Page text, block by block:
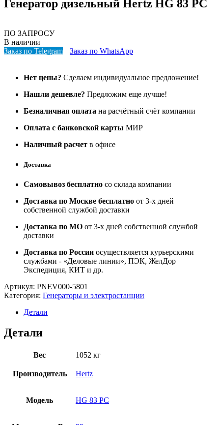
Генератор дизельный Hertz HG 83 PC
ПО ЗАПРОСУ
В наличии
Заказ по Telegram
Заказ по WhatsApp
Нет цены? Сделаем индивидуальное предложение!
Нашли дешевле? Предложим еще лучше!
Безналичная оплата на расчётный счёт компании
Оплата с банковской карты МИР
Наличный расчет в офисе
Доставка
Самовывоз бесплатно со склада компании
Доставка по Москве бесплатно от 3-х дней
собственной службой доставки
Доставка по МО от 3-х дней собственной службой
доставки
Доставка по России осуществляется курьерскими
службами - «Деловые линии», ПЭК, ЖелДор
Экспедиция, КИТ и др.
Артикул: PNEV000-5801
Категория: Генераторы и электростанции
Детали
Детали
Вес 1052 кг
Производитель Hertz
Модель HG 83 PC